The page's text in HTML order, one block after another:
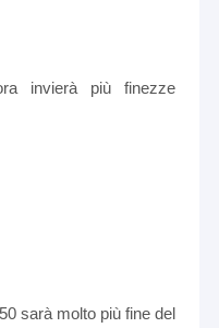
invierà più finezze
sarà molto più fine del